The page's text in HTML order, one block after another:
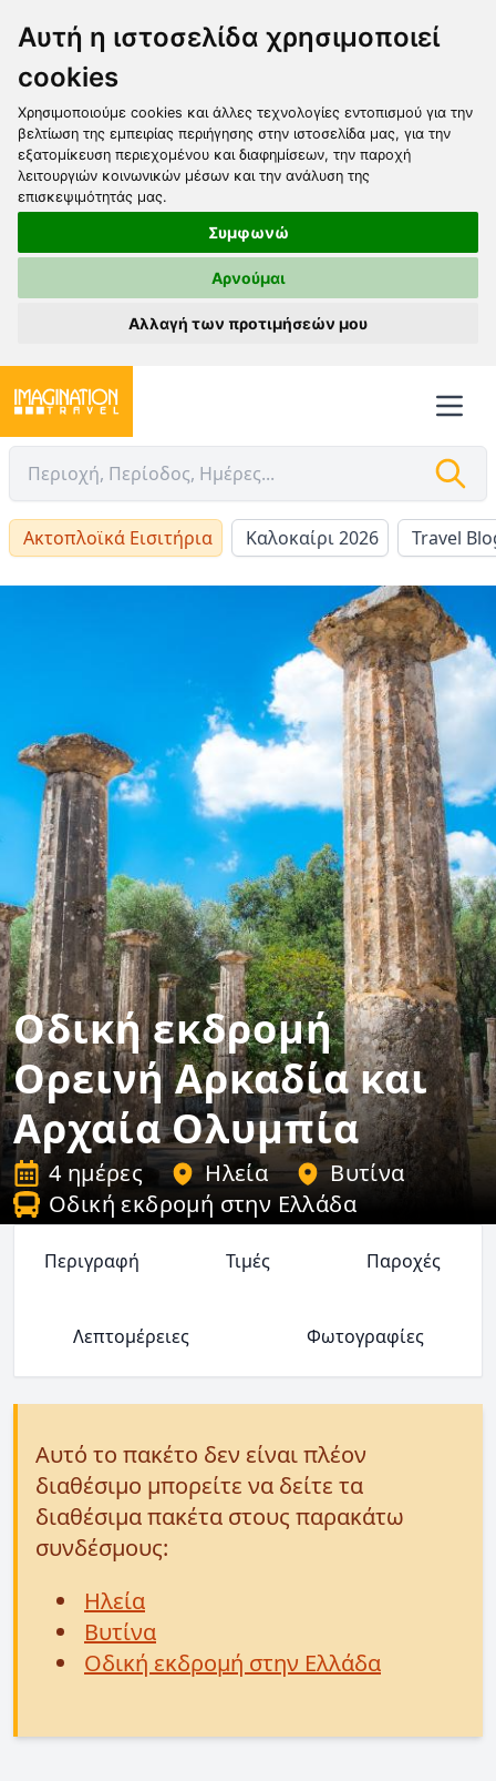
Αυτή η ιστοσελίδα χρησιμοποιεί
cookies
Χρησιμοποιούμε cookies και άλλες τεχνολογίες εντοπισμού για την
βελτίωση της εμπειρίας περιήγησης στην ιστοσελίδα μας, για την
εξατομίκευση περιεχομένου και διαφημίσεων, την παροχή
λειτουργιών κοινωνικών μέσων και την ανάλυση της
επισκεψιμότητάς μας.
Συμφωνώ
Αρνούμαι
Αλλαγή των προτιμήσεών μου
Ακτοπλοϊκά Εισιτήρια Καλοκαίρι 2026 Travel
Οδική εκδρομή
Ορεινή Αρκαδία και
Αρχαία Ολυμπία
4 ημέρες Ηλεία
Βυτίνα
Οδική εκδρομή στην Ελλάδα
Περιγραφή Τιμές Παροχές
Λεπτομέρειες Φωτογραφίες
Αυτό το πακέτο δεν είναι πλέον
διαθέσιμο μπορείτε να δείτε τα
διαθέσιμα πακέτα στους παρακάτω
συνδέσμους:
Ηλεία
Βυτίνα
Οδική εκδρομή στην Ελλάδα